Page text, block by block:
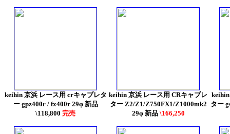
keihin 京浜 レース用 crキャブレタ
ー gpz400r / fx400r 29φ 新品
\118,800 完売
keihin 京浜 レース用 CRキャブレ
ター Z2/Z1/Z750FX1/Z1000mk2
29φ 新品 \166,250
ター